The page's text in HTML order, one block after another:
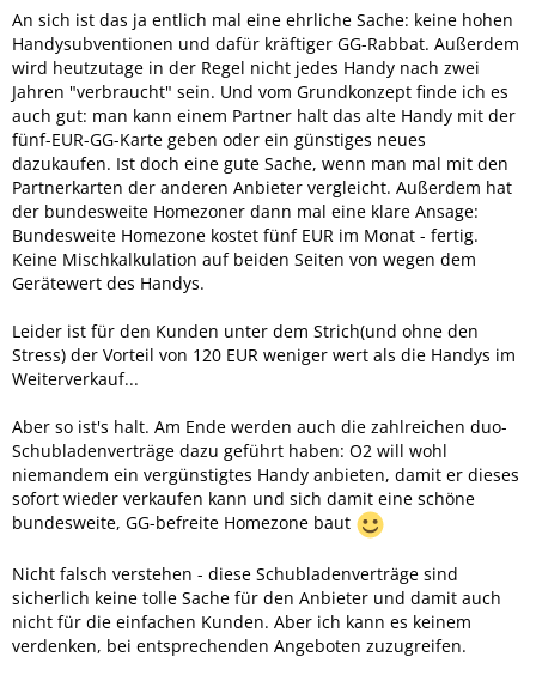
An sich ist das ja entlich mal eine ehrliche Sache: keine hohen
Handysubventionen und dafür kräftiger GG-Rabbat. Außerdem
wird heutzutage in der Regel nicht jedes Handy nach zwei
Jahren "verbraucht" sein. Und vom Grundkonzept finde ich es
auch gut: man kann einem Partner halt das alte Handy mit der
fünf-EUR-GG-Karte geben oder ein günstiges neues
dazukaufen. Ist doch eine gute Sache, wenn man mal mit den
Partnerkarten der anderen Anbieter vergleicht. Außerdem hat
der bundesweite Homezoner dann mal eine klare Ansage:
Bundesweite Homezone kostet fünf EUR im Monat - fertig.
Keine Mischkalkulation auf beiden Seiten von wegen dem
Gerätewert des Handys.
Leider ist für den Kunden unter dem Strich(und ohne den
Stress) der Vorteil von 120 EUR weniger wert als die Handys im
Weiterverkauf...
Aber so ist's halt. Am Ende werden auch die zahlreichen duo-
Schubladenverträge dazu geführt haben: O2 will wohl
niemandem ein vergünstigtes Handy anbieten, damit er dieses
sofort wieder verkaufen kann und sich damit eine schöne
bundesweite, GG-befreite Homezone baut
Nicht falsch verstehen - diese Schubladenverträge sind
sicherlich keine tolle Sache für den Anbieter und damit auch
nicht für die einfachen Kunden. Aber ich kann es keinem
verdenken, bei entsprechenden Angeboten zuzugreifen.